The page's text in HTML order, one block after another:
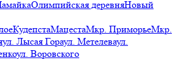
Олимпийская деревняНовый
КудепстаМацестаМкр. ПриморьеМкр.
ул. Лысая Гораул. Метелеваул.
ул. Воровского